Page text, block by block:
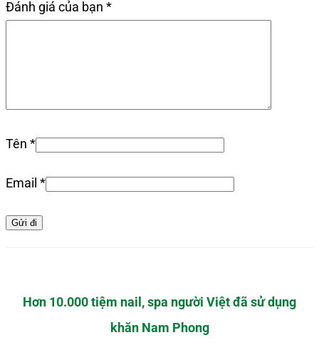
Đánh giá của bạn *
Tên *
Email *
Hơn 10.000 tiệm nail, spa người Việt đã sử dụng
khăn Nam Phong